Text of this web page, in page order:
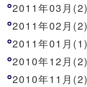
2011年03月(2)
2011年02月(2)
2011年01月(1)
2010年12月(2)
2010年11月(2)